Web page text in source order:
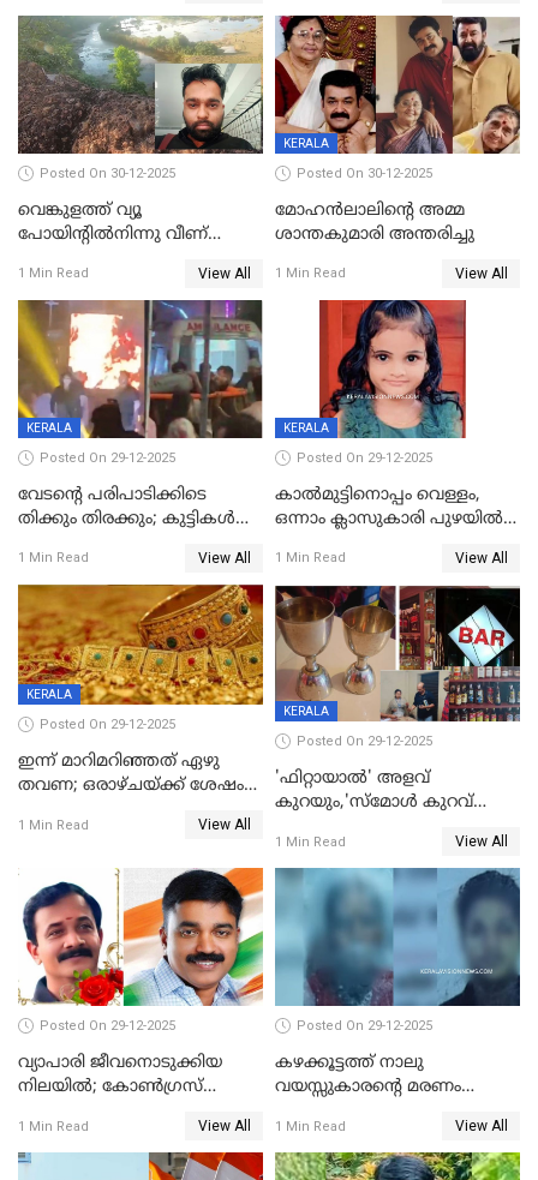
Posted On 30-12-2025
വെങ്കുളത്ത് വ്യൂ
പോയിന്റിൽനിന്നു വീണ്
1 Min Read View All
KERALA
Posted On 30-12-2025
മോഹന്‍ലാലിന്‍റെ അമ്മ
ശാന്തകുമാരി അന്തരിച്ചു
1 Min Read View All
KERALA
Posted On 29-12-2025
വേടന്റെ പരിപാടിക്കിടെ
തിക്കും തിരക്കും; കുട്ടികള്‍
പരിക്ക്; പാളം മറികടന്ന
യുവാവ് ട്രെയിന്‍ തട്ടി മരിച്ചു
1 Min Read View All
KERALA
Posted On 29-12-2025
കാൽമുട്ടിനൊപ്പം വെള്ളം,
ഒന്നാം ക്ലാസുകാരി പുഴയിൽ
കുട്ടികൾക്കൊപ്പം
കളിക്കുന്നതിനിടെ
1 Min Read View All
KERALA
Posted On 29-12-2025
ഇന്ന് മാറിമറിഞ്ഞത് ഏഴു
തവണ; ഒരാഴ്ചയ്ക്ക് ശേഷം
1 Min Read View All
KERALA
Posted On 29-12-2025
'ഫിറ്റായാൽ' അളവ്
കുറയും,'സ്‌മോൾ കുറവ്
പിഴ
1 Min Read View All
Posted On 29-12-2025
വ്യാപാരി ജീവനൊടുക്കിയ
നിലയില്‍; കോണ്‍ഗ്രസ്
മാനസികപീഡനമെന്ന് കുറിപ്പ്
1 Min Read View All
Posted On 29-12-2025
കഴക്കൂട്ടത്ത് നാലു
വയസ്സുകാരന്റെ മരണം
സുഹൃത്തും പൊലീസ്
കസ്റ്റഡിയിൽ
1 Min Read View All